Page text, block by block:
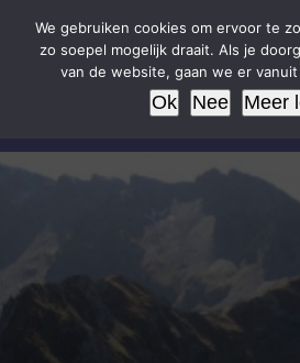
We gebruiken cookies om ervoor te
zo soepel mogelijk draait. Als je
van de website, gaan we er
Ok Nee Meer